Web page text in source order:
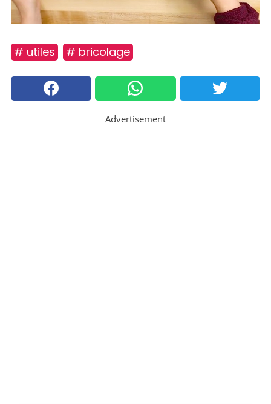
# utiles # bricolage
Advertisement